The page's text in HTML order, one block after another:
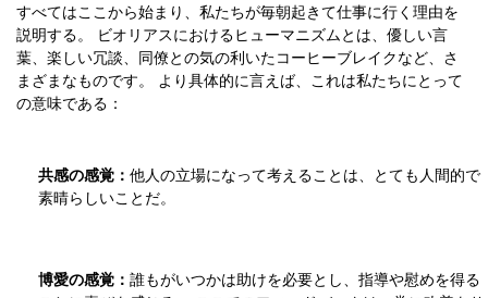
すべてはここから始まり、私たちが毎朝起きて仕事に行く理由を
説明する。 ビオリアスにおけるヒューマニズムとは、優しい言
葉、楽しい冗談、同僚との気の利いたコーヒーブレイクなど、さ
まざまなものです。 より具体的に言えば、これは私たちにとって
の意味である：
共感の感覚： 他人の立場になって考えることは、とても人間的で
素晴らしいことだ。
博愛の感覚： 誰もがいつかは助けを必要とし、指導や慰めを得る